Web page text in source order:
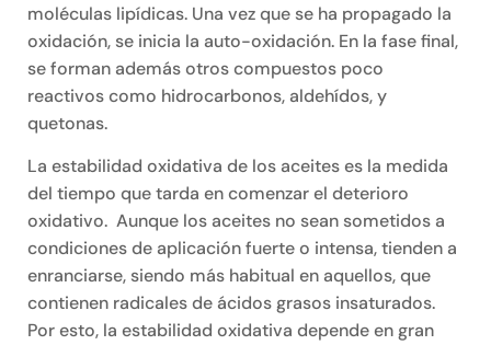
moléculas lipídicas. Una vez que se ha propagado la
oxidación, se inicia la auto-oxidación. En la fase final,
se forman además otros compuestos poco
reactivos como hidrocarbonos, aldehídos, y
quetonas.
La estabilidad oxidativa de los aceites es la medida
del tiempo que tarda en comenzar el deterioro
oxidativo. Aunque los aceites no sean sometidos a
condiciones de aplicación fuerte o intensa, tienden a
enranciarse, siendo más habitual en aquellos, que
contienen radicales de ácidos grasos insaturados.
Por esto, la estabilidad oxidativa depende en gran